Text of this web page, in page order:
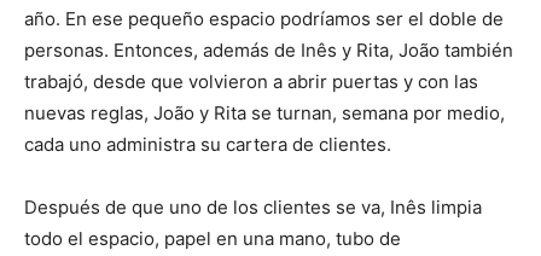
año. En ese pequeño espacio podríamos ser el doble de
personas. Entonces, además de Inês y Rita, João también
trabajó, desde que volvieron a abrir puertas y con las
nuevas reglas, João y Rita se turnan, semana por medio,
cada uno administra su cartera de clientes.
Después de que uno de los clientes se va, Inês limpia
todo el espacio, papel en una mano, tubo de